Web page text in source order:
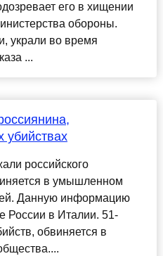
его в хищении
обороны.
украли во время
...
убийствах
российского
в умышленном
Данную информацию
России в Италии. 51-
обвиняется в